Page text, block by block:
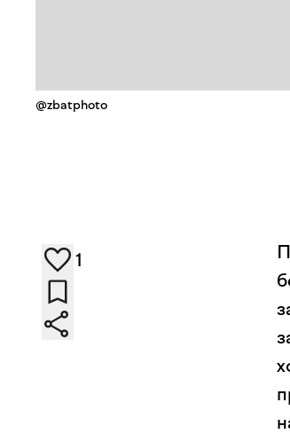
@zbatphoto
1